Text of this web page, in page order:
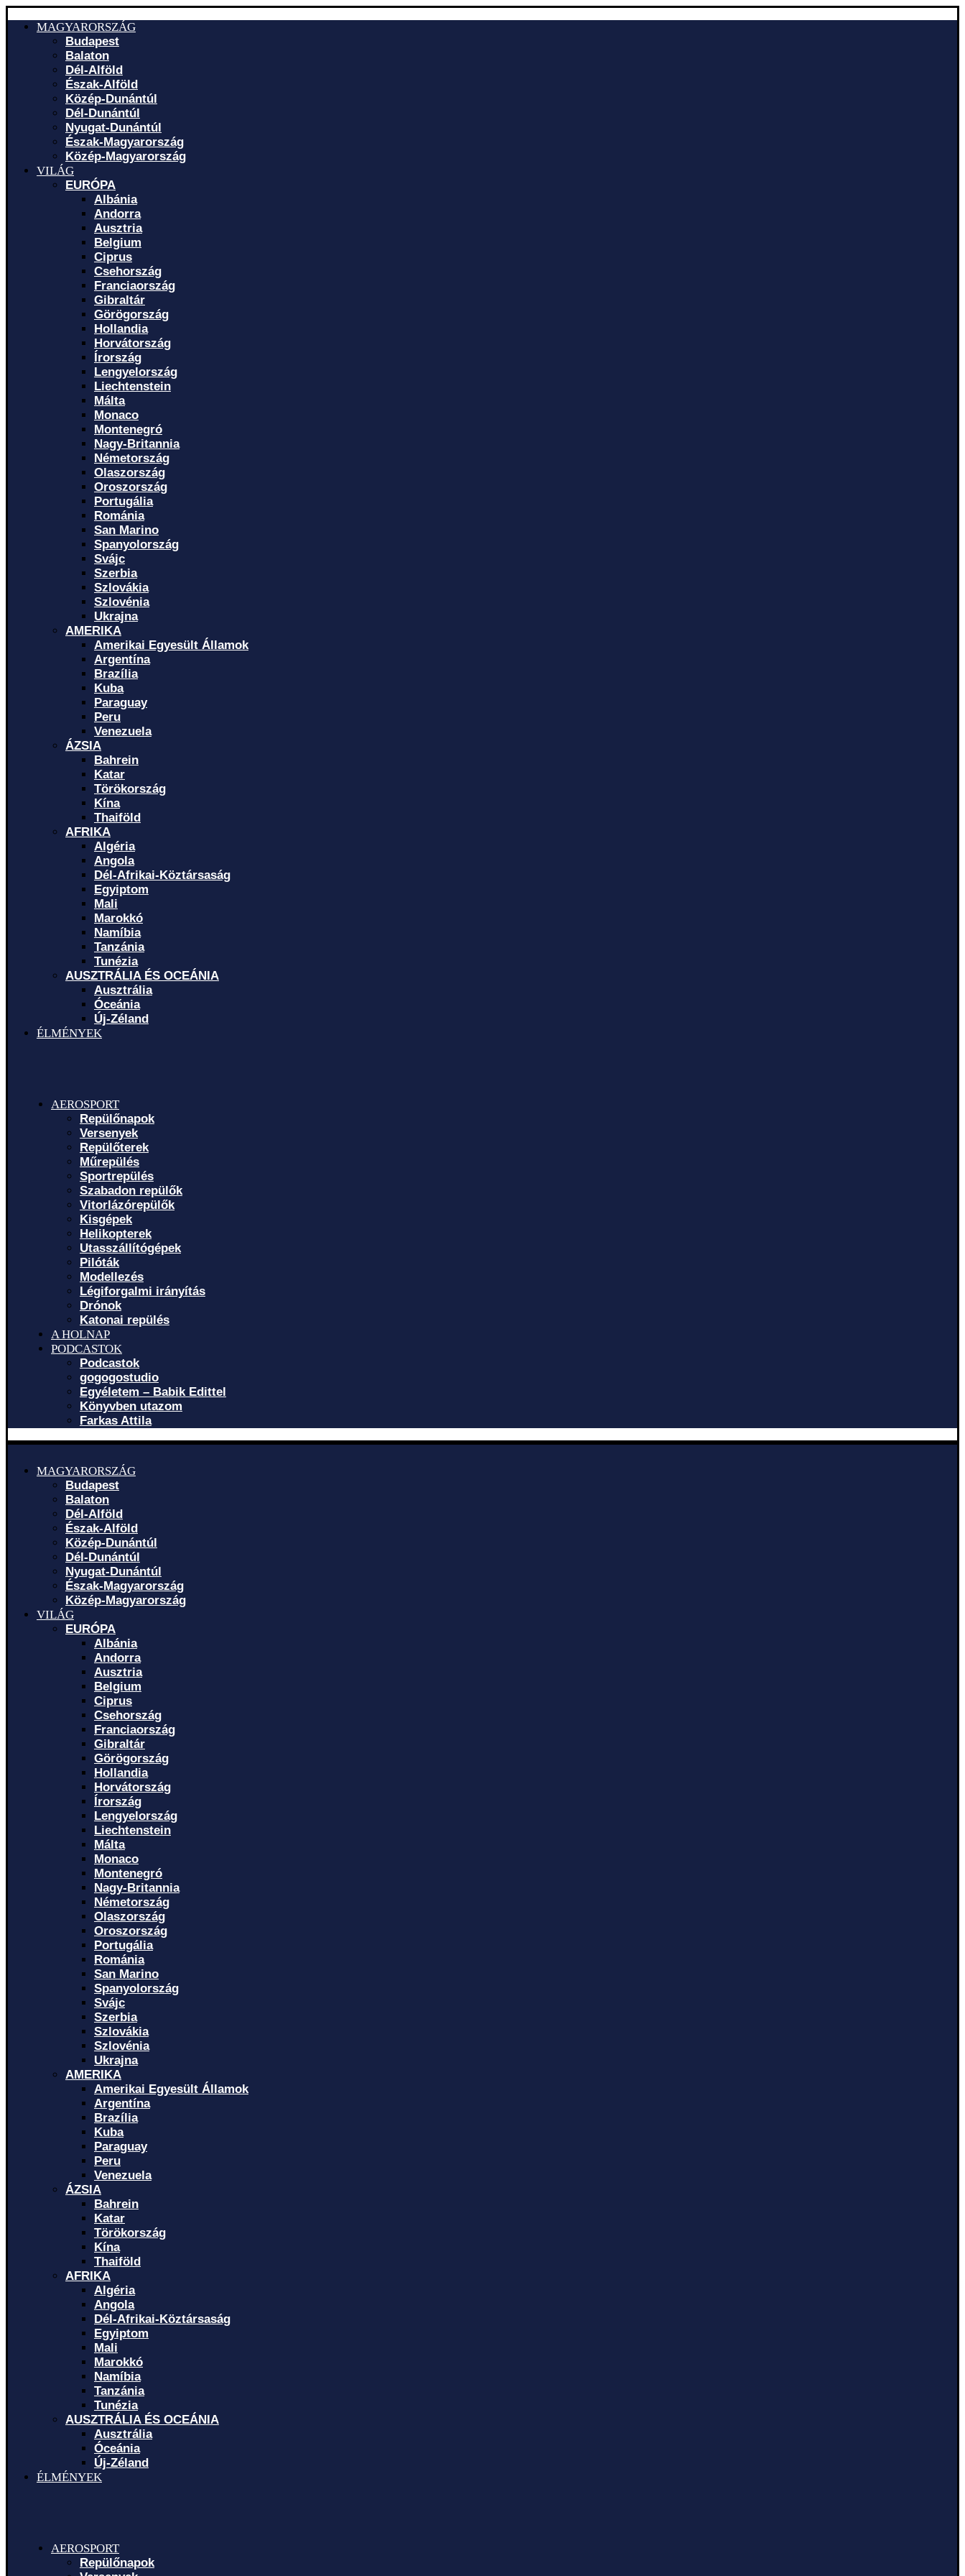
MAGYARORSZÁG
Budapest
Balaton
Dél-Alföld
Észak-Alföld
Közép-Dunántúl
Dél-Dunántúl
Nyugat-Dunántúl
Észak-Magyarország
Közép-Magyarország
VILÁG
EURÓPA
Albánia
Andorra
Ausztria
Belgium
Ciprus
Csehország
Franciaország
Gibraltár
Görögország
Hollandia
Horvátország
Írország
Lengyelország
Liechtenstein
Málta
Monaco
Montenegró
Nagy-Britannia
Németország
Olaszország
Oroszország
Portugália
Románia
San Marino
Spanyolország
Svájc
Szerbia
Szlovákia
Szlovénia
Ukrajna
AMERIKA
Amerikai Egyesült Államok
Argentína
Brazília
Kuba
Paraguay
Peru
Venezuela
ÁZSIA
Bahrein
Katar
Törökország
Kína
Thaiföld
AFRIKA
Algéria
Angola
Dél-Afrikai-Köztársaság
Egyiptom
Mali
Marokkó
Namíbia
Tanzánia
Tunézia
AUSZTRÁLIA ÉS OCEÁNIA
Ausztrália
Óceánia
Új-Zéland
ÉLMÉNYEK
AEROSPORT
Repülőnapok
Versenyek
Repülőterek
Műrepülés
Sportrepülés
Szabadon repülők
Vitorlázórepülők
Kisgépek
Helikopterek
Utasszállítógépek
Pilóták
Modellezés
Légiforgalmi irányítás
Drónok
Katonai repülés
A HOLNAP
PODCASTOK
Podcastok
gogogostudio
Egyéletem – Babik Edittel
Könyvben utazom
Farkas Attila
MAGYARORSZÁG
Budapest
Balaton
Dél-Alföld
Észak-Alföld
Közép-Dunántúl
Dél-Dunántúl
Nyugat-Dunántúl
Észak-Magyarország
Közép-Magyarország
VILÁG
EURÓPA
Albánia
Andorra
Ausztria
Belgium
Ciprus
Csehország
Franciaország
Gibraltár
Görögország
Hollandia
Horvátország
Írország
Lengyelország
Liechtenstein
Málta
Monaco
Montenegró
Nagy-Britannia
Németország
Olaszország
Oroszország
Portugália
Románia
San Marino
Spanyolország
Svájc
Szerbia
Szlovákia
Szlovénia
Ukrajna
AMERIKA
Amerikai Egyesült Államok
Argentína
Brazília
Kuba
Paraguay
Peru
Venezuela
ÁZSIA
Bahrein
Katar
Törökország
Kína
Thaiföld
AFRIKA
Algéria
Angola
Dél-Afrikai-Köztársaság
Egyiptom
Mali
Marokkó
Namíbia
Tanzánia
Tunézia
AUSZTRÁLIA ÉS OCEÁNIA
Ausztrália
Óceánia
Új-Zéland
ÉLMÉNYEK
AEROSPORT
Repülőnapok